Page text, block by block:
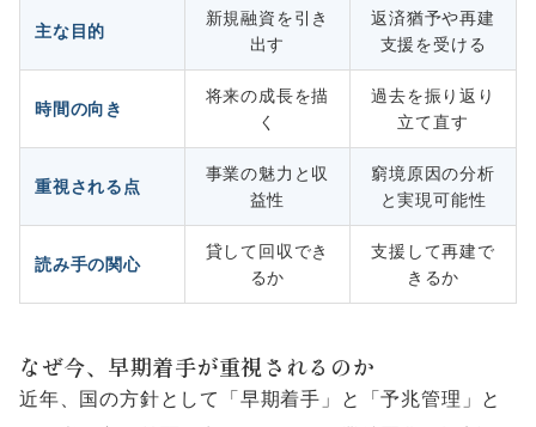
主な目的
新規融資を引き
出す
返済猶予や再建
支援を受ける
時間の向き
将来の成長を描
く
過去を振り返り
立て直す
重視される点
事業の魅力と収
益性
窮境原因の分析
と実現可能性
読み手の関心
貸して回収でき
るか
支援して再建で
きるか
なぜ今、早期着手が重視されるのか
近年、国の方針として「早期着手」と「予兆管理」と